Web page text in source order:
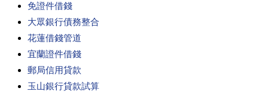
免證件借錢
大眾銀行債務整合
花蓮借錢管道
宜蘭證件借錢
郵局信用貸款
玉山銀行貸款試算